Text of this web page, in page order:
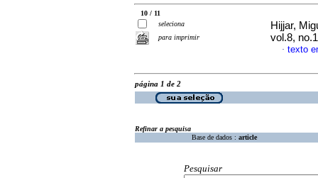
10 / 11
seleciona
para imprimir
Hijjar,
vol.8,
· texto
página 1 de 2
Refinar a pesquisa
Base de dados : article
Pesquisar